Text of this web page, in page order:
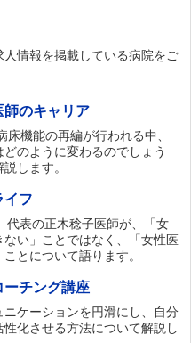
人情報を掲載している病院をご
師のキャリア
床機能の再編が行われる中、
どのように変わるのでしょう
します。
イフ
代表の正木稔子医師が、「女
ない」ことではなく、「女性医
とについて語ります。
ーチング講座
ニケーションを円滑にし、自分
性化させる方法について解説し